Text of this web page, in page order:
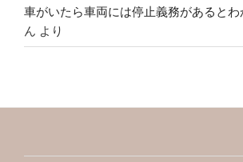
車がいたら車両には停止義務があるとわ
ん より